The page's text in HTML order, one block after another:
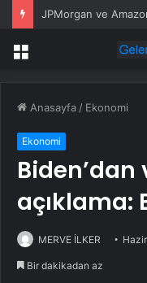
Menü
Anasayfa / Ekonomi
Ekonomi
Biden’dan
açıklama:
MERVE İLKER
Bir dakikadan az